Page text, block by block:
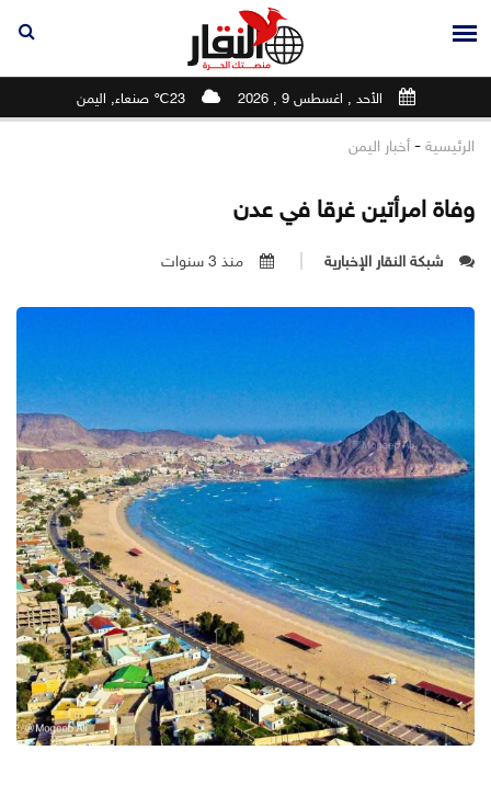
الأحد , اغسطس 9 , 2026 23℃ صنعاء, اليمن
الرئيسية - أخبار اليمن
وفاة امرأتين غرقا في عدن
شبكة النقار الإخبارية منذ 3 سنوات